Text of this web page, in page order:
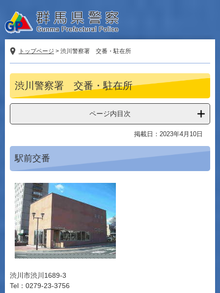
ー
ジ
の
ニ
ュ
ー
トップページ > 渋川警察署 交番・駐在所
文渋川警察署 交番・駐在所
ページ内目次
掲載日：2023年4月10日
駅前交番
渋川市渋川1689-3
Tel：0279-23-3756